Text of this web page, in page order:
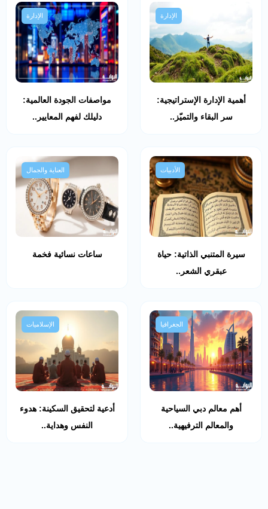
الإدارة
أهمية الإدارة الإستراتيجية:
سر البقاء والتميّز..
الإدارة
مواصفات الجودة العالمية:
دليلك لفهم المعايير..
الأدبيات
سيرة المتنبي الذاتية: حياة
عبقري الشعر..
العناية والجمال
ساعات نسائية فخمة
الجغرافيا
أهم معالم دبي السياحية
والمعالم الترفيهية..
الإسلاميات
أدعية لتحقيق السكينة: هدوء
النفس وهداية..